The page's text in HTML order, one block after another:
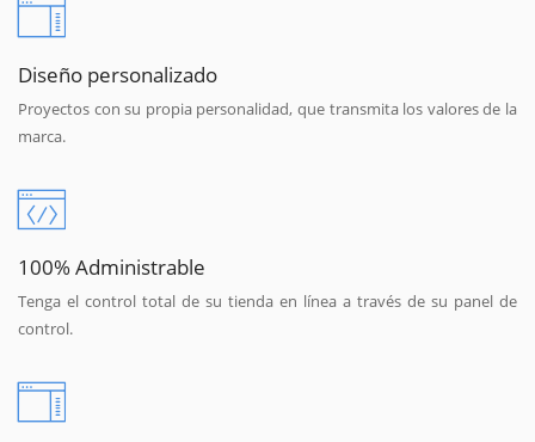
Diseño personalizado
Proyectos con su propia personalidad, que transmita los valores de la
marca.
100% Administrable
Tenga el control total de su tienda en línea a través de su panel de
control.